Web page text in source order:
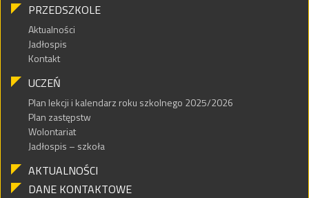
PRZEDSZKOLE
Aktualności
Jadłospis
Kontakt
UCZEŃ
Plan lekcji i kalendarz roku szkolnego 2025/2026
Plan zastępstw
Wolontariat
Jadłospis – szkoła
AKTUALNOŚCI
DANE KONTAKTOWE